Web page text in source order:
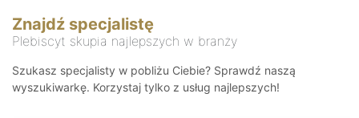
Znajdź specjalistę
Plebiscyt skupia najlepszych w branży
Szukasz specjalisty w pobliżu Ciebie? Sprawdź naszą
wyszukiwarkę. Korzystaj tylko z usług najlepszych!